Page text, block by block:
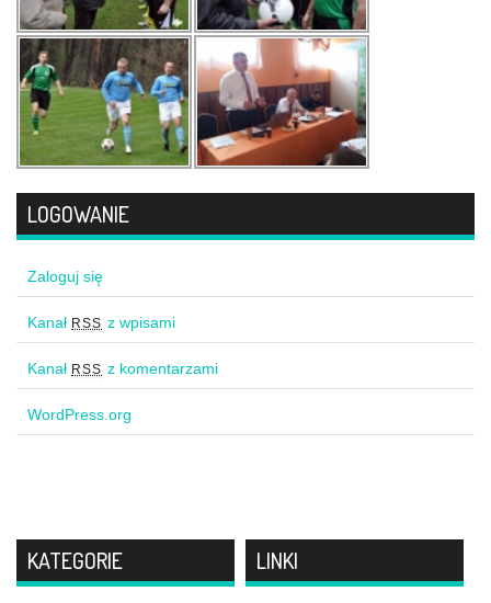
LOGOWANIE
Zaloguj się
Kanał RSS z wpisami
Kanał RSS z komentarzami
WordPress.org
KATEGORIE LINKI